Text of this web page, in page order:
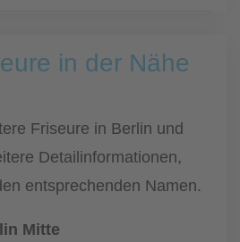
in der Nähe
Friseure in Berlin und
Detailinformationen,
entsprechenden Namen.
Mitte